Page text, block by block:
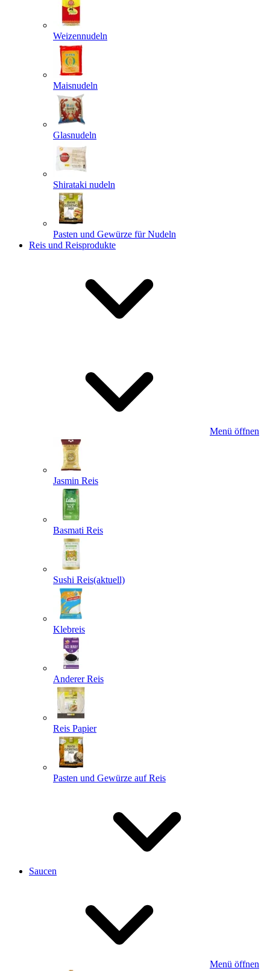
Weizennudeln
Maisnudeln
Glasnudeln
Shirataki nudeln
Pasten und Gewürze für Nudeln
Reis und Reisprodukte
Menü öffnen
Jasmin Reis
Basmati Reis
Sushi Reis(aktuell)
Klebreis
Anderer Reis
Reis Papier
Pasten und Gewürze auf Reis
Saucen
Menü öffnen